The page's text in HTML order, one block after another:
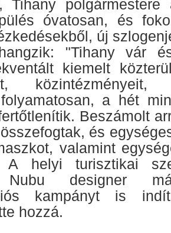
Tihany
óvatosan, és
új
"Tihany vár
kiemelt
a hét
Beszámolt
és
valamint
A helyi turisztikai
Nubu designer
kampányt is
hozzá.